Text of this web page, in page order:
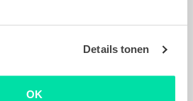
Details tonen
OK
garantie hebt op het herstel